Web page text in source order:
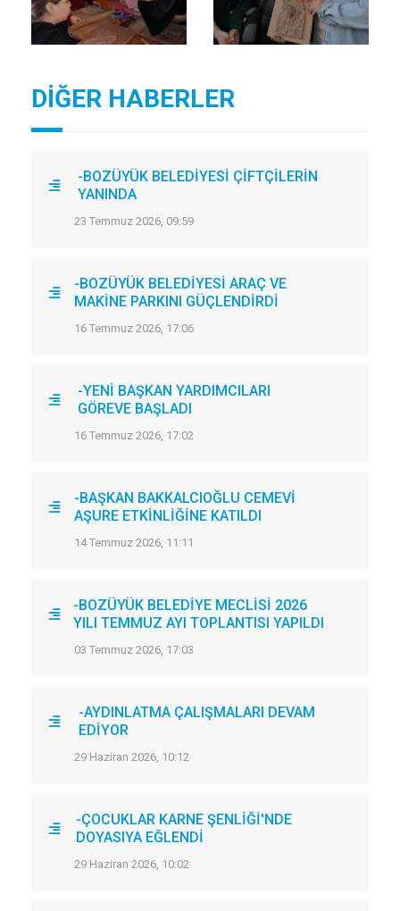
DİĞER HABERLER
-BOZÜYÜK BELEDİYESİ ÇİFTÇİLERİN
YANINDA
23 Temmuz 2026, 09:59
-BOZÜYÜK BELEDİYESİ ARAÇ VE
MAKİNE PARKINI GÜÇLENDİRDİ
16 Temmuz 2026, 17:06
-YENİ BAŞKAN YARDIMCILARI
GÖREVE BAŞLADI
16 Temmuz 2026, 17:02
-BAŞKAN BAKKALCIOĞLU CEMEVİ
AŞURE ETKİNLİĞİNE KATILDI
14 Temmuz 2026, 11:11
-BOZÜYÜK BELEDİYE MECLİSİ 2026
YILI TEMMUZ AYI TOPLANTISI YAPILDI
03 Temmuz 2026, 17:03
-AYDINLATMA ÇALIŞMALARI DEVAM
EDİYOR
29 Haziran 2026, 10:12
-ÇOCUKLAR KARNE ŞENLİĞİ'NDE
DOYASIYA EĞLENDİ
29 Haziran 2026, 10:02